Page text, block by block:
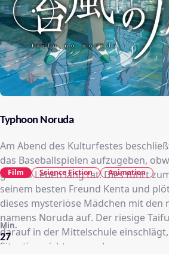
Typhoon Noruda
Am Abend des Kulturfestes
das Baseballspielen aufzugeben,
ganzes Leben lang tat. Dies führt
seinem besten Freund Kenta und
dieses mysteriöse Mädchen mit den
namens Noruda auf. Der riesige
darauf in der Mittelschule
Situation nicht angenehmer.
27
Min.
Film Science Fiction Animation